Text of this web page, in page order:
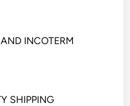
INCOTERM
SHIPPING